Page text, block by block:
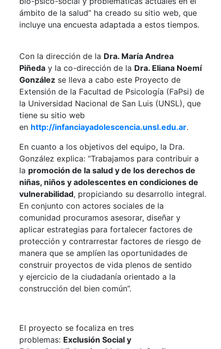
ámbito de la salud” ha creado su sitio web, que
incluye una encuesta adaptada a estos tiempos.
Con la dirección de la Dra. María Andrea
Piñeda y la co-dirección de la Dra. Eliana Noemí
González se lleva a cabo este Proyecto de
Extensión de la Facultad de Psicología (FaPsi) de
la Universidad Nacional de San Luis (UNSL), que
tiene su sitio web
en http://infanciayadolescencia.unsl.edu.ar.
En cuanto a los objetivos del equipo, la Dra.
González explica: “Trabajamos para contribuir a
la promoción de la salud y de los derechos de
niñas, niños y adolescentes en condiciones de
vulnerabilidad, propiciando su desarrollo integral.
En conjunto con actores sociales de la
comunidad procuramos asesorar, diseñar y
aplicar estrategias para fortalecer factores de
protección y contrarrestar factores de riesgo de
manera que se amplíen las oportunidades de
construir proyectos de vida plenos de sentido
y ejercicio de la ciudadanía orientado a la
construcción del bien común”.
El proyecto se focaliza en tres
problemas: Exclusión Social y